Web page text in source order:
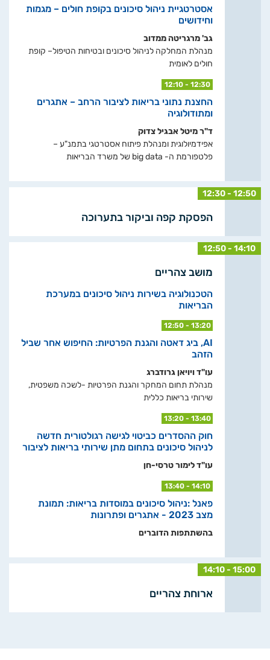
אסטרטגיית ניהול סיכונים בקופת חולים – מגמות
וחידושים
גב' מרגריטה ממדוב
מנהלת המחלקה לניהול סיכונים ובטיחות הטיפול– קופת
חולים לאומית
12:10 - 12:30
החצנת נתוני בריאות לציבור הרחב – אתגרים
ומתודולוגיה
ד"ר מיטל אבגיל צדוק
אפידמיולוגית ומנהלת פיתוח אסטרטגי בתמנ"ע –
פלטפורמת ה- big data של משרד הבריאות
12:30 - 12:50
הפסקת קפה וביקור בתערוכה
12:50 - 14:10
מושב צהריים
הטכנולוגיה בשירות ניהול סיכונים במערכת
הבריאות
12:50 - 13:20
AI, ביג דאטה והגנת הפרטיות: החיפוש אחר שביל
הזהב
עו"ד ויויאן גרודברג
מנהלת תחום המחקר והגנת הפרטיות -לשכה משפטית,
שירותי בריאות כללית
13:20 - 13:40
חוק ההסדרים כביטוי לגישה רגולטורית חדשה
לניהול סיכונים בתחום מתן שירותי בריאות לציבור
עו"ד לימור טרסי-חן
13:40 - 14:10
פאנל :ניהול סיכונים במוסדות בריאות: תמונת
מצב 2023 - אתגרים ופתרונות
בהשתתפות הדוברים
14:10 - 15:00
ארוחת צהריים